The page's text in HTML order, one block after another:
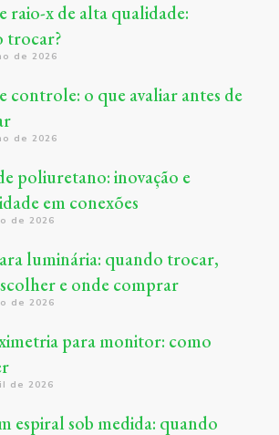
raio-x de alta qualidade:
trocar?
de 2026
controle: o que avaliar antes de
de 2026
poliuretano: inovação e
em conexões
de 2026
luminária: quando trocar,
e onde comprar
de 2026
para monitor: como
de 2026
espiral sob medida: quando